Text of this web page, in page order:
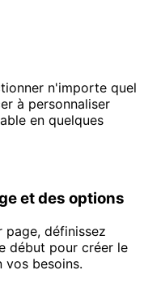
n'importe quel
à personnaliser
en quelques
et des options
page, définissez
début pour créer le
vos besoins.